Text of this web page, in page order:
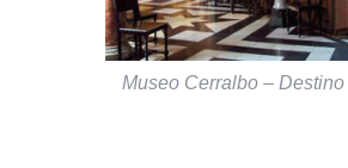
Museo Cerralbo –